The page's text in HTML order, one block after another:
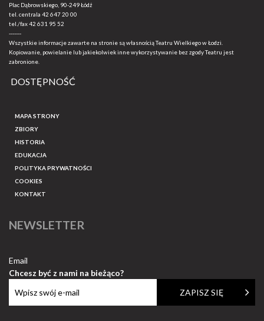
Plac Dąbrowskiego, 90-249 Łódź
tel. centrala 42 647 20 00
tel./fax42 631 95 52
-------
Wszystkie informacje zawarte na stronie są własnością Teatru Wielkiego w Łodzi.
Kopiowanie, powielanie lub jakiekolwiek inne wykorzystywanie bez zgody Teatru jest
zabronione.
DOSTĘPNOŚĆ
MAPA STRONY
ZBIORY
HISTORIA
EDUKACJA
POLITYKA PRYWATNOŚCI
COOKIES
KONTAKT
NEWSLETTER
Email
Chcesz być z nami na bieżąco?